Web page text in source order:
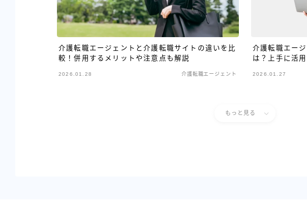
介護転職エージェントと介護転職サイトの違いを比
較！併用するメリットや注意点も解説
2026.01.28 介護転職エージェント
介護転職エー
は？上手に活
2026.01.27
もっと見る